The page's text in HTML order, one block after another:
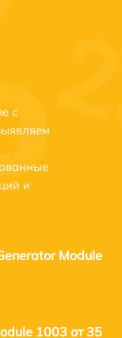
с
и
Module
1003 от 35